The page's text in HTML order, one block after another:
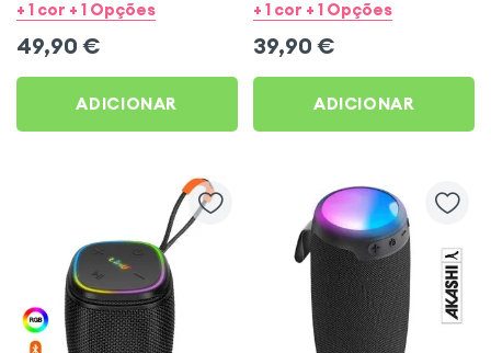
IPX6 com LED multicolor –
+ 1 cor + 1 Opções
49,90 €
ADICIONAR
prova d’água IPX6 – LinQ
+ 1 cor + 1 Opções
39,90 €
ADICIONAR